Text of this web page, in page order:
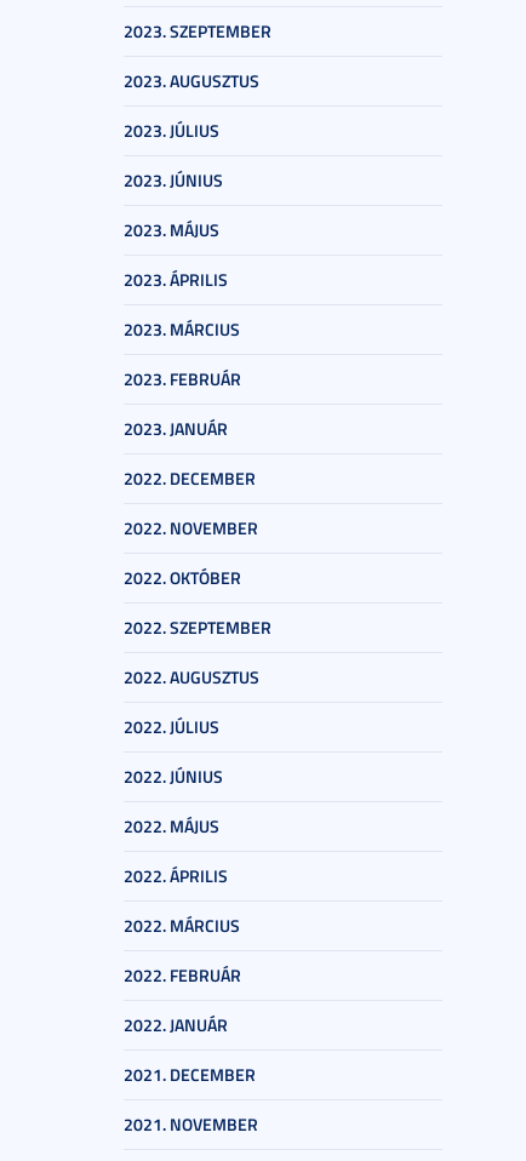
2023. SZEPTEMBER
2023. AUGUSZTUS
2023. JÚLIUS
2023. JÚNIUS
2023. MÁJUS
2023. ÁPRILIS
2023. MÁRCIUS
2023. FEBRUÁR
2023. JANUÁR
2022. DECEMBER
2022. NOVEMBER
2022. OKTÓBER
2022. SZEPTEMBER
2022. AUGUSZTUS
2022. JÚLIUS
2022. JÚNIUS
2022. MÁJUS
2022. ÁPRILIS
2022. MÁRCIUS
2022. FEBRUÁR
2022. JANUÁR
2021. DECEMBER
2021. NOVEMBER